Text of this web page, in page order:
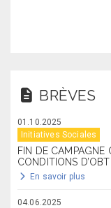
BRÈVES
01.10.2025
Initiatives Sociales
FIN DE CAMPAGNE
CONDITIONS
En savoir plus
04.06.2025